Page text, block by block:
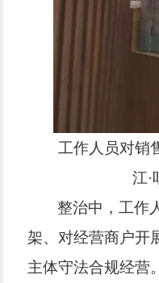
工作人员对销
江
整治中，工作
架、对经营商户开
主体守法合规经营